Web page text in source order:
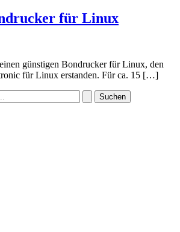
für Linux
günstigen Bondrucker für Linux, den
für Linux erstanden. Für ca. 15 […]